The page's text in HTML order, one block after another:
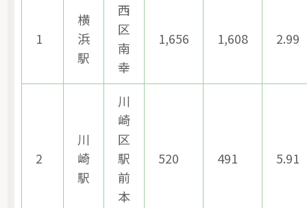
1
横
浜
駅
西
区
南
幸
1,656 1,608 2.99
2
川
崎
駅
川
崎
区
駅
前
本
520 491 5.91